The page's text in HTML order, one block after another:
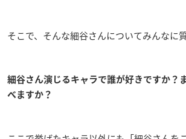
そこで、そんな細谷さんについてみんなに
細谷さん演じるキャラで誰が好きですか？
べますか？